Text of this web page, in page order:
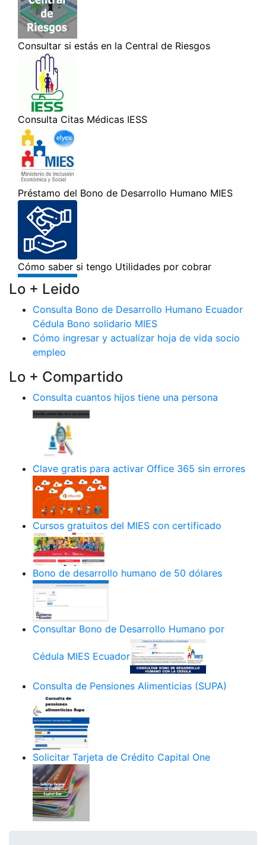
Lo + Leido
Consulta Bono de Desarrollo Humano Ecuador
Cédula Bono solidario MIES
Cómo ingresar y actualizar hoja de vida socio
empleo
Lo + Compartido
Consulta cuantos hijos tiene una persona
Clave gratis para activar Office 365 sin errores
Cursos gratuitos del MIES con certificado
Bono de desarrollo humano de 50 dólares
Consultar Bono de Desarrollo Humano por
Cédula MIES Ecuador
Consulta de Pensiones Alimenticias (SUPA)
Solicitar Tarjeta de Crédito Capital One